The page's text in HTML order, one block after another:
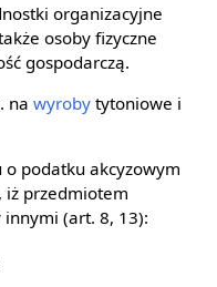
organizacyjne
osoby fizyczne
gospodarczą.
nawyroby tytoniowe i
podatku akcyzowym
iż przedmiotem
(art. 8, 13):